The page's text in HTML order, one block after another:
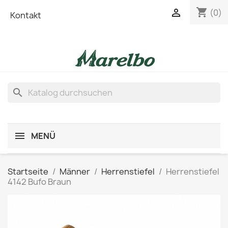
Kontakt shopping_cart (0)

search
MENÜ
Startseite Männer Herrenstiefel
Herrenstiefel
4142 Bufo Braun